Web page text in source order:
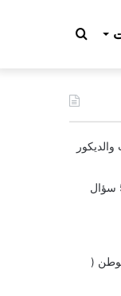
بحث
عن
(